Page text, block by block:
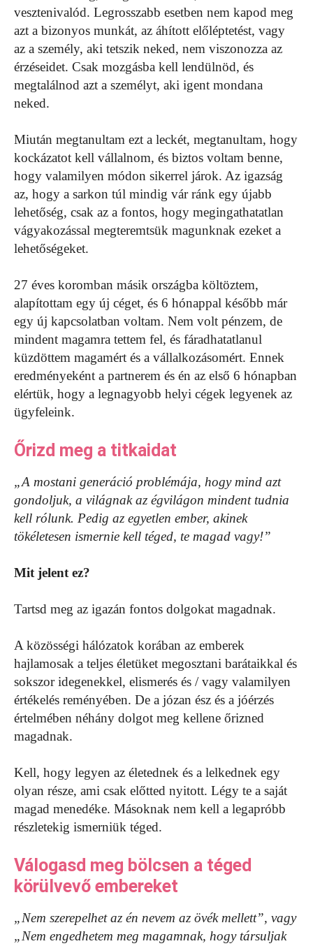
vesztenivalód. Legrosszabb esetben nem kapod meg
azt a bizonyos munkát, az áhított előléptetést, vagy
az a személy, aki tetszik neked, nem viszonozza az
érzéseidet. Csak mozgásba kell lendülnöd, és
megtalálnod azt a személyt, aki igent mondana
neked.
Miután megtanultam ezt a leckét, megtanultam, hogy
kockázatot kell vállalnom, és biztos voltam benne,
hogy valamilyen módon sikerrel járok. Az igazság
az, hogy a sarkon túl mindig vár ránk egy újabb
lehetőség, csak az a fontos, hogy megingathatatlan
vágyakozással megteremtsük magunknak ezeket a
lehetőségeket.
27 éves koromban másik országba költöztem,
alapítottam egy új céget, és 6 hónappal később már
egy új kapcsolatban voltam. Nem volt pénzem, de
mindent magamra tettem fel, és fáradhatatlanul
küzdöttem magamért és a vállalkozásomért. Ennek
eredményeként a partnerem és én az első 6 hónapban
elértük, hogy a legnagyobb helyi cégek legyenek az
ügyfeleink.
Őrizd meg a titkaidat
„A mostani generáció problémája, hogy mind azt
gondoljuk, a világnak az égvilágon mindent tudnia
kell rólunk. Pedig az egyetlen ember, akinek
tökéletesen ismernie kell téged, te magad vagy!”
Mit jelent ez?
Tartsd meg az igazán fontos dolgokat magadnak.
A közösségi hálózatok korában az emberek
hajlamosak a teljes életüket megosztani barátaikkal és
sokszor idegenekkel, elismerés és / vagy valamilyen
értékelés reményében. De a józan ész és a jóérzés
értelmében néhány dolgot meg kellene őrizned
magadnak.
Kell, hogy legyen az életednek és a lelkednek egy
olyan része, ami csak előtted nyitott. Légy te a saját
magad menedéke. Másoknak nem kell a legapróbb
részletekig ismerniük téged.
Válogasd meg bölcsen a téged
körülvevő embereket
„Nem szerepelhet az én nevem az övék mellett”, vagy
„Nem engedhetem meg magamnak, hogy társuljak